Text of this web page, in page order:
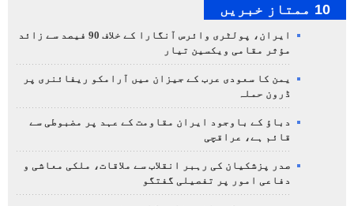
10 ممتاز خبریں
ایران، پولٹری وائرس آنگارا کے خلاف 90 فیصد سے زائد
مؤثر مقامی ویکسین تیار
یمن کا سعودی عرب کے جیزان میں آرامکو ریفائنری پر
ڈرون حملہ
دباؤ کے باوجود ایران مقاومت کے عہد پر مضبوطی سے
قائم ہے، عراقچی
صدر پزشکیان کی رہبر انقلاب سے ملاقات، ملکی معاشی و
دفاعی امور پر تفصیلی گفتگو